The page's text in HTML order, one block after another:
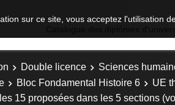
sur ce site, vous acceptez l'utilisation
Double licence Sciences
Bloc Fondamental Histoire 6
UE
15 proposées dans les 5 sections